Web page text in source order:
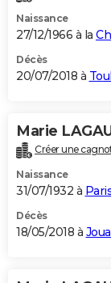
Naissance
27/12/1966 à la
Décès
20/07/2018 à
Marie
Créer une
Naissance
31/07/1932 à
Décès
18/05/2018 à